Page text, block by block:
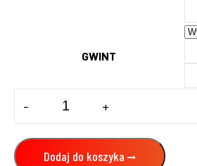
GWINT
Kolano
GW/GZ
- +
Dodaj do koszyka